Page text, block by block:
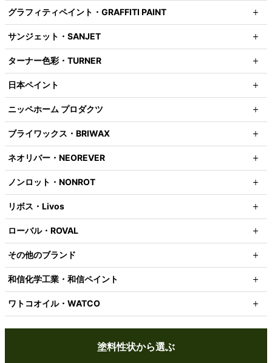
グラフィティペイント・GRAFFITI PAINT
サンジェット・SANJET
ターナー色彩・TURNER
日本ペイント
ニッペホーム プロダクツ
ブライワックス・BRIWAX
ネオリバー・NEOREVER
ノンロット・NONROT
リボス・Livos
ローバル・ROVAL
その他のブランド
和信化学工業・和信ペイント
ワトコオイル・WATCO
塗料性状から選ぶ